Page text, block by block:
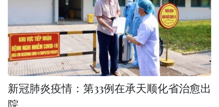
新冠肺炎疫情：第33例在承天顺化省治愈出